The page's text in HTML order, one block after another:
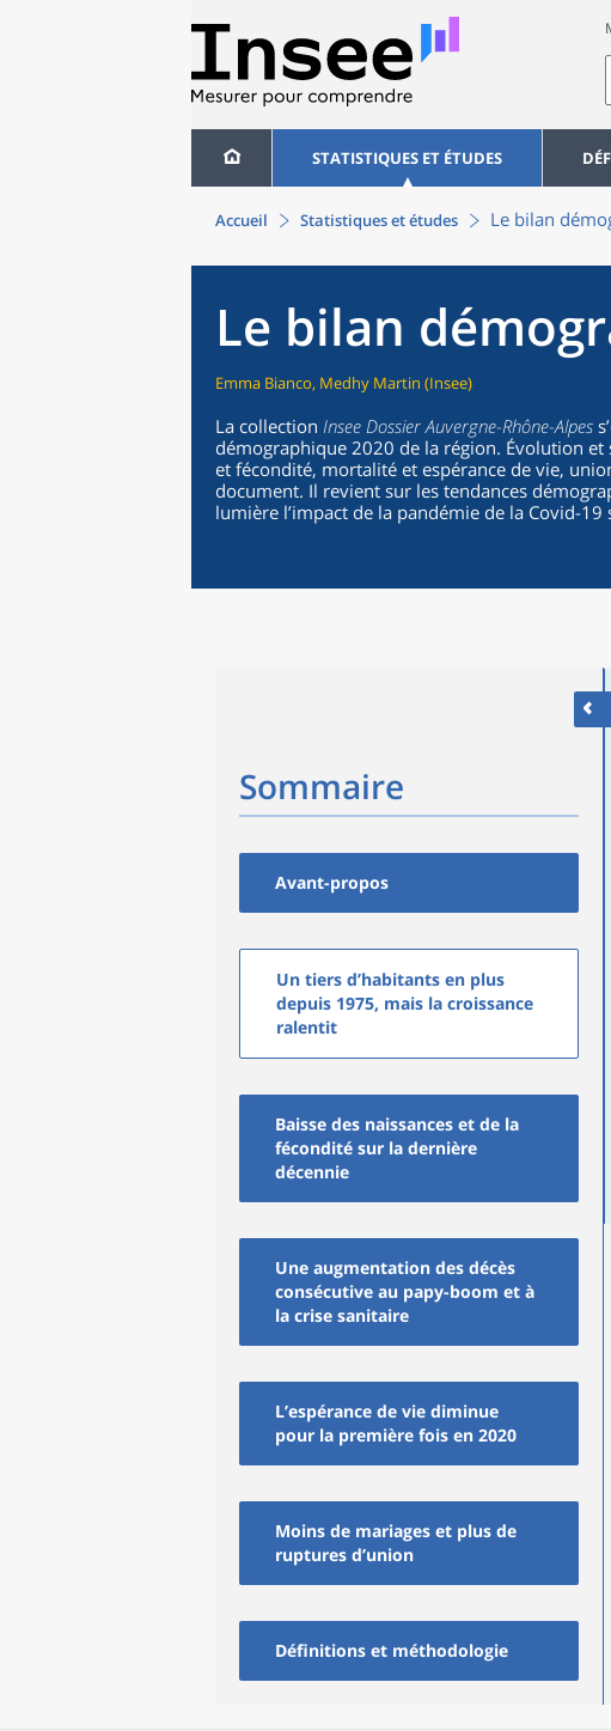
STATISTIQUES ET ÉTUDES
Accueil Statistiques et études Le bilan
Le bilan
Emma Bianco, Medhy Martin (Insee)
La collection Insee Dossier Auvergne-Rhône-Alpes
démographique 2020 de la région. Évolution
et fécondité, mortalité et espérance de vie,
document. Il revient sur les tendances
lumière l’impact de la pandémie de la Covid-
Sommaire
Avant-propos
Un tiers d’habitants en plus
depuis 1975, mais la croissance
ralentit
Baisse des naissances et de la
fécondité sur la dernière
décennie
Une augmentation des décès
consécutive au papy-boom et à
la crise sanitaire
L’espérance de vie diminue
pour la première fois en 2020
Moins de mariages et plus de
ruptures d’union
Définitions et méthodologie